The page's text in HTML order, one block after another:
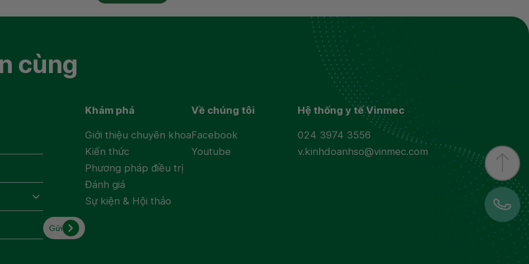
cùng
Gửi
Khám phá
Giới thiệu chuyên khoa
Kiến thức
Phương pháp điều trị
Đánh giá
Sự kiện & Hội thảo
Về chúng tôi
Facebook
Youtube
Hệ thống y tế Vinmec
024 3974 3556
v.kinhdoanhso@vinmec.com
Tải App MyVinmec
Đa khoa Quốc tế Vinmec